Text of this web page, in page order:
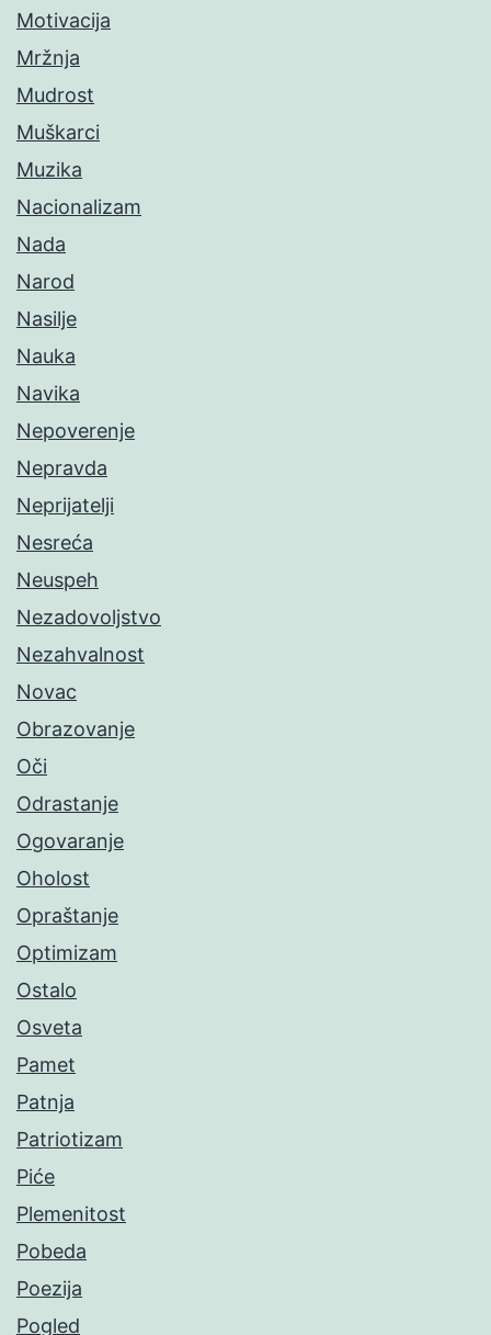
Motivacija
Mržnja
Mudrost
Muškarci
Muzika
Nacionalizam
Nada
Narod
Nasilje
Nauka
Navika
Nepoverenje
Nepravda
Neprijatelji
Nesreća
Neuspeh
Nezadovoljstvo
Nezahvalnost
Novac
Obrazovanje
Oči
Odrastanje
Ogovaranje
Oholost
Opraštanje
Optimizam
Ostalo
Osveta
Pamet
Patnja
Patriotizam
Piće
Plemenitost
Pobeda
Poezija
Pogled